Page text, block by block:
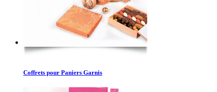
Coffrets pour Paniers Garnis